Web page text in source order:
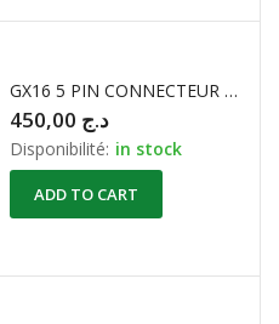
GX16 5 PIN CONNECTEUR METALLIQUE ROND ( M+F )
د.ج
Disponibilité: in stock
ADD TO CART